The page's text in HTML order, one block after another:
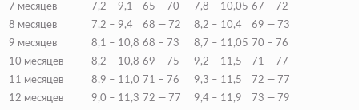
7 месяцев
7,2 – 9,1 65 – 70 7,8 – 10,05 67 – 72
8 месяцев
7,2 – 9,4 68 — 72 8,2 – 10,4
69 — 73
9 месяцев
8,1 – 10,8 68 – 73 8,7 – 11,05 70 – 76
10 месяцев
8,2 – 10,8 69 – 75 9,2 – 11,5
71 – 77
11 месяцев
8,9 – 11,0 71 – 76 9,3 – 11,5
72 — 77
12 месяцев
9,0 – 11,3 72 — 77 9,4 – 11,9 73 — 79